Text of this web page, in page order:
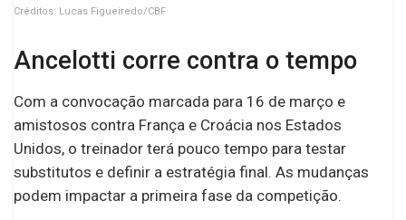
Créditos: Lucas Figueiredo/CBF
Ancelotti corre contra o tempo
Com a convocação marcada para 16 de março e
amistosos contra França e Croácia nos Estados
Unidos, o treinador terá pouco tempo para testar
substitutos e definir a estratégia final. As mudanças
podem impactar a primeira fase da competição.